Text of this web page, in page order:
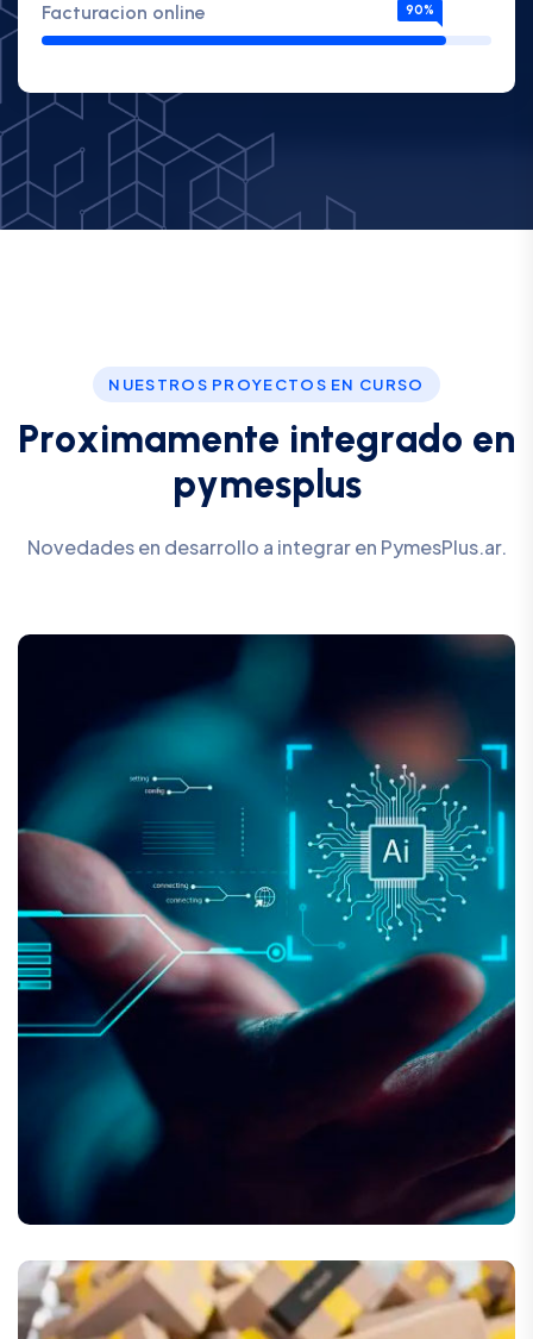
Facturacion online 90%
NUESTROS PROYECTOS EN CURSO
Proximamente integrado en
pymesp us
Novedades en desarrollo a integrar en PymesPlus.ar.